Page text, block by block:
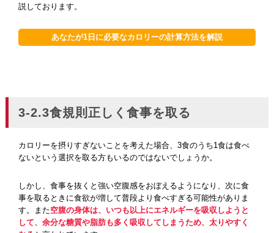
説しております。
あなたが1日に必要なカロリーの計算方法を解説
3-2.3食規則正しく食事を取る
カロリーを摂りすぎないことを考えた場合、3食のうち1食は食べ
ないという選択を取る方もいるのではないでしょうか。
しかし、食事を抜くと強い空腹感をおぼえるようになり、次に食
事を取るときに食欲が増して普段より食べすぎる可能性がありま
す。また空腹の身体は、いつも以上にエネルギーを吸収しようと
して、余分な糖質や脂肪も多く吸収してしまうため、太りやすく